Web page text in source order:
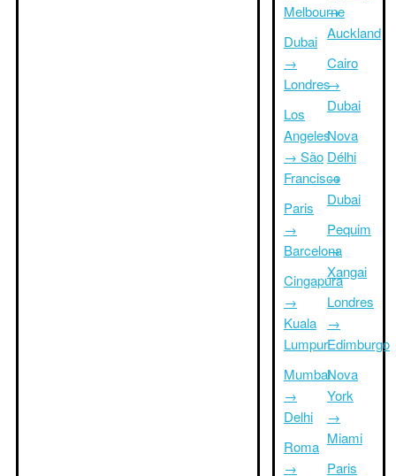
Melbourne
Dubai
→
Londres
Los
Angeles
→ São
Francisco
Paris
→
Barcelona
Cingapura
→
Kuala
Lumpur
Mumbai
→
Delhi
Roma
→
→
Auckland
Cairo
→
Dubai
Nova
Délhi
→
Dubai
Pequim
→
Xangai
Londres
→
Edimburgo
Nova
York
→
Miami
Paris